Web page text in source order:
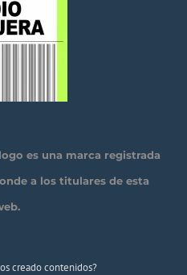
es una marca registrada
a los titulares de esta
creado contenidos?